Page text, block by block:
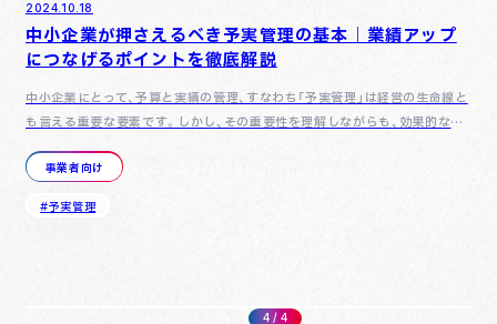
2024.10.18
中小企業が押さえるべき予実管理の基本｜業績アップ
につなげるポイントを徹底解説
中小企業にとって、予算と実績の管理、すなわち「予実管理」は経営の生命線と
も言える重要な要素です。しかし、その重要性を理解しながらも、効果的な予
実管理を実践できていない企業が多いのが現状です。本記事で…
事業者向け
#予実管理
4 / 4